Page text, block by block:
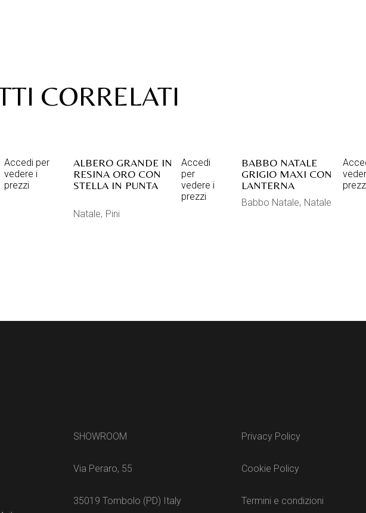
CORRELATI
Accedi per
vedere i
prezzi
ALBERO GRANDE IN
RESINA ORO CON
STELLA IN PUNTA
Accedi
per
vedere i
prezzi
Natale Pini
BABBO NATALE
GRIGIO MAXI CON
LANTERNA
Babbo Natale Natale
SHOWROOM
Via Peraro, 55
35019 Tombolo (PD) Italy
Privacy Policy
Cookie Policy
Termini e condizioni